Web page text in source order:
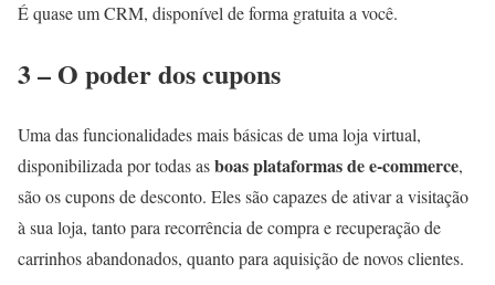
É quase um CRM, disponível de forma gratuita a você.
3 – O poder dos cupons
Uma das funcionalidades mais básicas de uma loja virtual,
disponibilizada por todas asboas plataformas de e-commerce,
são os cupons de desconto. Eles são capazes de ativar a visitação
à sua loja, tanto para recorrência de compra e recuperação de
carrinhos abandonados, quanto para aquisição de novos clientes.